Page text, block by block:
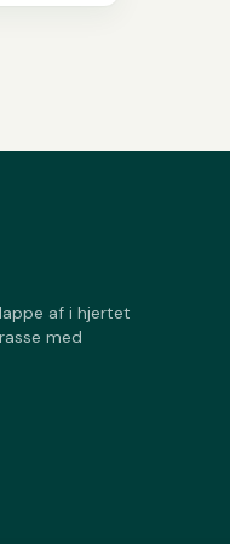
af i hjertet
med